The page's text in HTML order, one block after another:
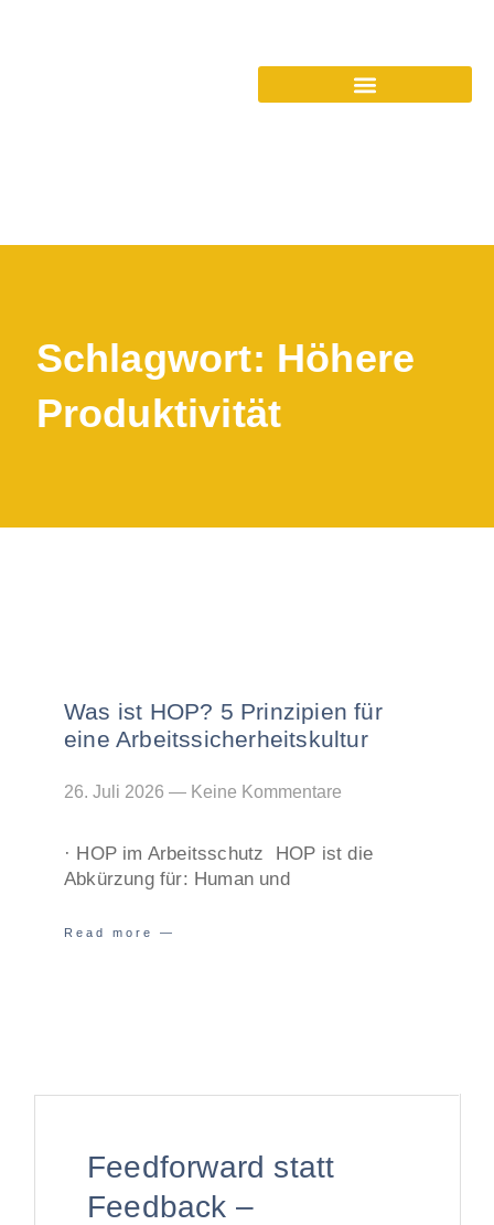
Schlagwort: Höhere
Produktivität
Was ist HOP? 5 Prinzipien für
eine Arbeitssicherheitskultur
26. Juli 2026 Keine Kommentare
· HOP im Arbeitsschutz HOP ist die
Abkürzung für: Human und
Read more —
Feedforward statt
Feedback –